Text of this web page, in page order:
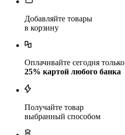
Добавляйте товары
в корзину
Оплачивайте сегодня только
25% картой любого банка
Получайте товар
выбранный способом